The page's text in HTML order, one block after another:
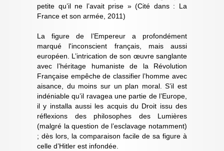
petite qu’il ne l’avait prise » (Cité dans : La
France et son armée, 2011)
La figure de l’Empereur a profondément
marqué l'inconscient français, mais aussi
européen. L’intrication de son œuvre sanglante
avec l’héritage humaniste de la Révolution
Française empêche de classifier l’homme avec
aisance, du moins sur un plan moral. S’il est
indéniable qu’il ravagea une partie de l’Europe,
il y installa aussi les acquis du Droit issu des
réflexions des philosophes des Lumières
(malgré la question de l’esclavage notamment)
; dès lors, la comparaison facile de sa figure à
celle d’Hitler est infondée.